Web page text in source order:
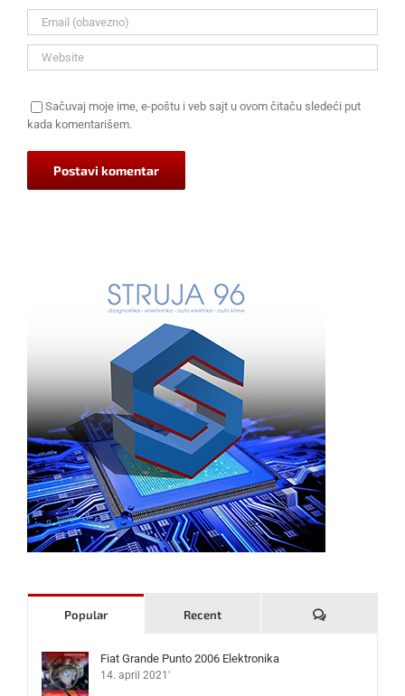
Sačuvaj moje ime, e-poštu i veb sajt u ovom čitaču sledeći put
kada komentarišem.
Popular Recent Komentari
Fiat Grande Punto 2006 Elektronika
14. april 2021'